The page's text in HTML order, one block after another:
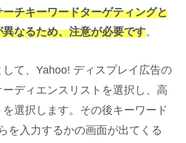
ーチキーワードターゲティングと
なるため、注意が必要です。
て、Yahoo! ディスプレイ広告の
ディエンスリストを選択し、高
選択します。その後キーワード
を入力するかの画面が出てくる